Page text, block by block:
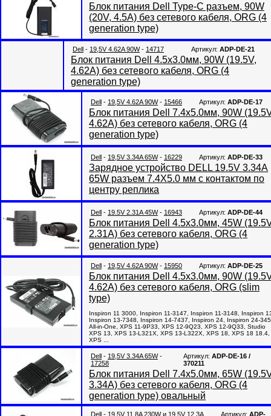
Блок питания Dell Type-C разъем, 90W
(20V, 4.5A) без сетевого кабеля, ORG (4
generation type)
Dell - 19,5V 4.62A 90W- 14717 Артикул: ADP-DE-21
Блок питания Dell 4.5x3.0мм, 90W (19.5V,
4.62A) без сетевого кабеля, ORG (4
generation type)
Dell - 19,5V 4.62A 90W- 15466 Артикул: ADP-DE-17
Блок питания Dell 7.4x5.0мм, 90W
4.62A) без сетевого кабеля, ORG (4
generation type)
Dell - 19,5V 3.34A 65W- 16229 Артикул: ADP-DE-33
Зарядное устройство DELL 19.5V 3.34A
65W разъем 7.4X5.0 мм с контактом по
центру реплика
Dell - 19.5V 2.31A 45W- 16943 Артикул: ADP-DE-44
Блок питания Dell 4.5x3.0мм, 45W
2.31A) без сетевого кабеля, ORG (4
generation type)
Dell - 19,5V 4.62A 90W- 15950 Артикул: ADP-DE-25
Блок питания Dell 4.5x3.0мм, 90W
4.62A) без сетевого кабеля, ORG (slim
type)
Inspiron 11 3000, Inspiron 11-3147, Inspiron 11-3148, Inspiron
Inspiron 13-7348, Inspiron 14-7437, Inspiron 24, Inspiron 24-
All-in-One, XPS 11-9P33, XPS 12-9Q23, XPS 12-9Q33, Studio
XPS 13, XPS 13-L321X, XPS 13-L322X, XPS 18, XPS 18 18.4,
XPS ...
Dell - 19,5V 3.34A 65W-
17258
Артикул: ADP-DE-16 /
370211
Блок питания Dell 7.4x5.0мм, 65W
3.34A) без сетевого кабеля, ORG (4
generation type) овальный
Dell - 19.5V 11.8A 230W и 19.5V 12.3A
Артикул: ADP-